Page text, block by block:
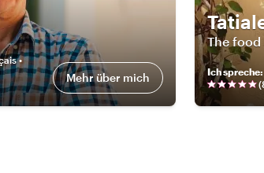
•
Mehr über mich
The
Ich spreche:
(